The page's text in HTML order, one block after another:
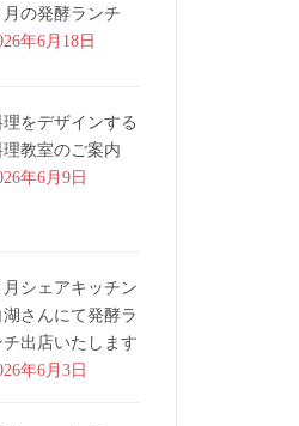
月の発酵ランチ
年6月18日
理をデザインする
理教室のご案内
年6月9日
月シェアキッチン
湖さんにて発酵ラ
チ出店いたします
年6月3日